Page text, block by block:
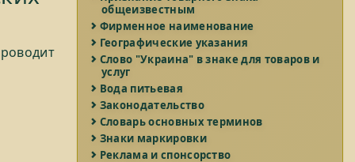
общеизвестным
Фирменное наименование
Географические указания
Слово "Украина" в знаке для товаров и
услуг
Вода питьевая
Законодательство
Словарь основных терминов
Знаки маркировки
Реклама и спонсорство